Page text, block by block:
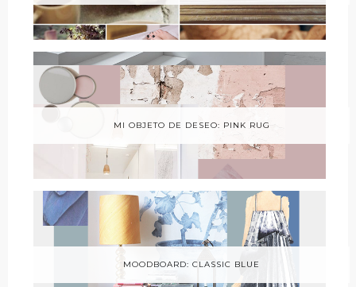
MI OBJETO DE DESEO: PINK RUG
MOODBOARD: CLASSIC BLUE